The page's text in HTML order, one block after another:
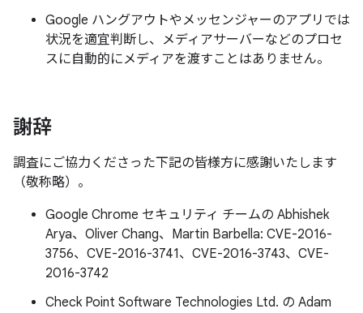
Google ハングアウトやメッセンジャーのアプリでは
状況を適宜判断し、メディアサーバーなどのプロセ
スに自動的にメディアを渡すことはありません。
謝辞
調査にご協力くださった下記の皆様方に感謝いたします
（敬称略）。
Google Chrome セキュリティ チームの Abhishek
Arya、Oliver Chang、Martin Barbella: CVE-2016-
3756、CVE-2016-3741、CVE-2016-3743、CVE-
2016-3742
Check Point Software Technologies Ltd. の Adam